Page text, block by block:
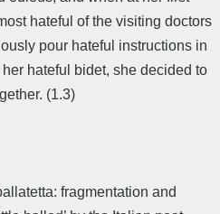
hateful of the visiting doctors
pour hateful instructions in
hateful bidet, she decided to
(1.3)
fragmentation and